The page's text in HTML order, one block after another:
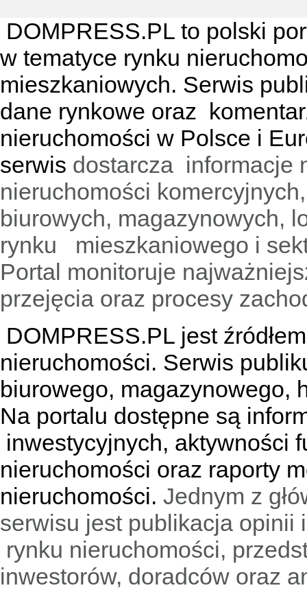
DOMPRESS.PL to polski
w tematyce rynku
mieszkaniowych. Serwis
dane rynkowe oraz
nieruchomości w Polsce i
serwis dostarcza informacje
nieruchomości
biurowych, magazynowych,
rynku mieszkaniowego i
Portal monitoruje
przejęcia oraz procesy
DOMPRESS.PL jest
nieruchomości. Serwis
biurowego, magazynowego,
Na portalu dostępne są
inwestycyjnych, aktywności
nieruchomości oraz raporty
nieruchomości. Jednym z
serwisu jest publikacja
rynku nieruchomości,
inwestorów, doradców oraz